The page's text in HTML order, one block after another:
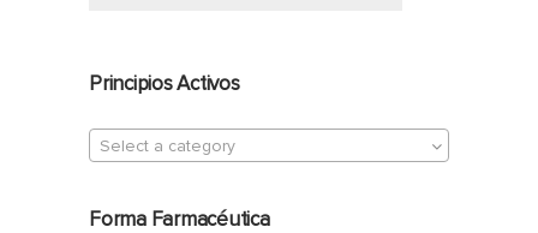
Principios Activos
Select a category
Forma Farmacéutica